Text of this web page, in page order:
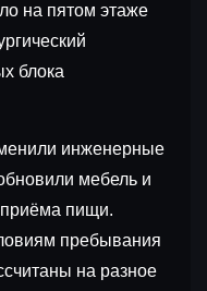
на пятом этаже
блока
инженерные
мебель и
пищи.
пребывания
на разное